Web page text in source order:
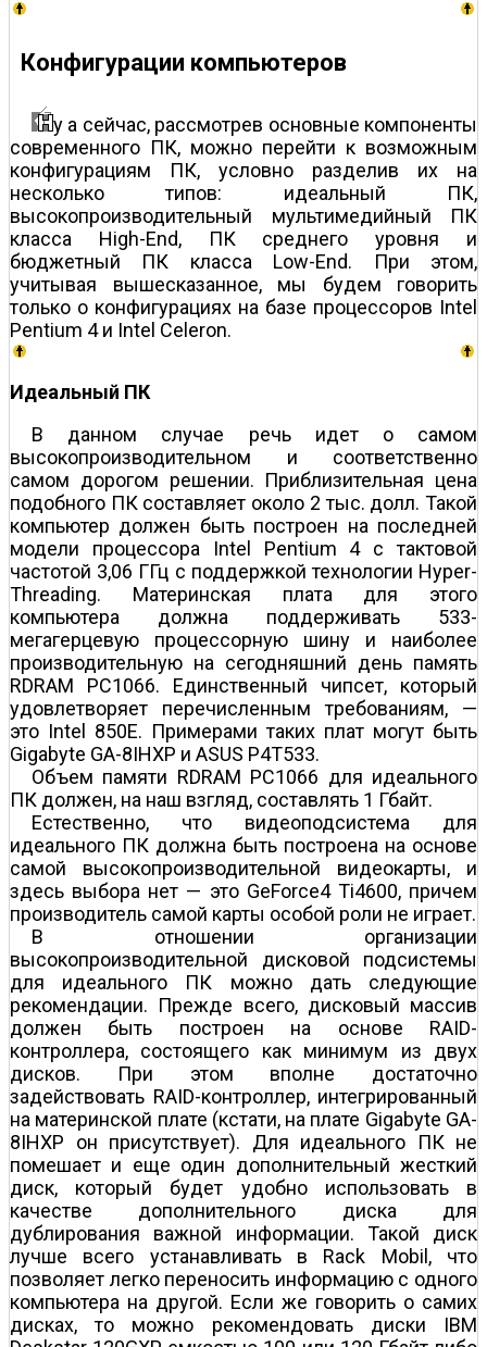
Конфигурации компьютеров
у а сейчас, рассмотрев основные компоненты
современного ПК, можно перейти к возможным
конфигурациям ПК, условно разделив их на
несколько типов: идеальный ПК,
высокопроизводительный мультимедийный ПК
класса High-End, ПК среднего уровня и
бюджетный ПК класса Low-End. При этом,
учитывая вышесказанное, мы будем говорить
только о конфигурациях на базе процессоров Intel
Pentium 4 и Intel Celeron.
Идеальный ПК
В данном случае речь идет о самом
высокопроизводительном и соответственно
самом дорогом решении. Приблизительная цена
подобного ПК составляет около 2 тыс. долл. Такой
компьютер должен быть построен на последней
модели процессора Intel Pentium 4 с тактовой
частотой 3,06 ГГц с поддержкой технологии Hyper-
Threading. Материнская плата для этого
компьютера должна поддерживать 533-
мегагерцевую процессорную шину и наиболее
производительную на сегодняшний день память
RDRAM PC1066. Единственный чипсет, который
удовлетворяет перечисленным требованиям, —
это Intel 850E. Примерами таких плат могут быть
Gigabyte GA-8IHXP и ASUS P4T533.
Объем памяти RDRAM PC1066 для идеального
ПК должен, на наш взгляд, составлять 1 Гбайт.
Естественно, что видеоподсистема для
идеального ПК должна быть построена на основе
самой высокопроизводительной видеокарты, и
здесь выбора нет — это GeForce4 Ti4600, причем
производитель самой карты особой роли не играет.
В отношении организации
высокопроизводительной дисковой подсистемы
для идеального ПК можно дать следующие
рекомендации. Прежде всего, дисковый массив
должен быть построен на основе RAID-
контроллера, состоящего как минимум из двух
дисков. При этом вполне достаточно
задействовать RAID-контроллер, интегрированный
на материнской плате (кстати, на плате Gigabyte GA-
8IHXP он присутствует). Для идеального ПК не
помешает и еще один дополнительный жесткий
диск, который будет удобно использовать в
качестве дополнительного диска для
дублирования важной информации. Такой диск
лучше всего устанавливать в Rack Mobil, что
позволяет легко переносить информацию с одного
компьютера на другой. Если же говорить о самих
дисках, то можно рекомендовать диски IBM